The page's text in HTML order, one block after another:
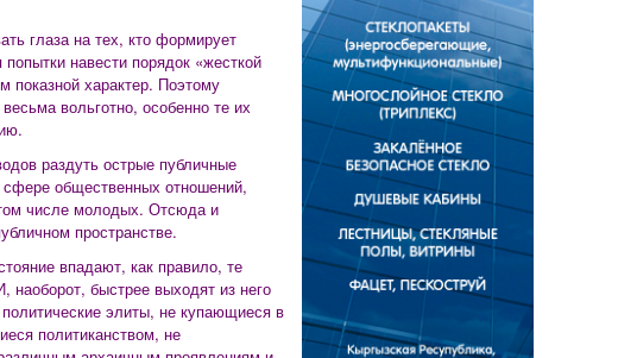
глаза на тех, кто формирует
навести порядок «жесткой
показной характер. Поэтому
вольготно, особенно те их
раздуть острые публичные
общественных отношений,
числе молодых. Отсюда и
пространстве.
впадают, как правило, те
наоборот, быстрее выходят из него
элиты, не купающиеся в
политиканством, не